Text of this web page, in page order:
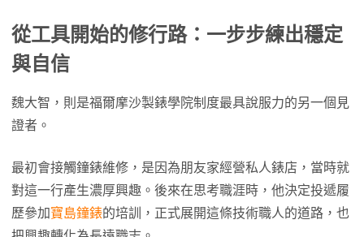
從工具開始的修行路：一步步練出穩定
與自信
魏大智，則是福爾摩沙製錶學院制度最具說服力的另一個見
證者。
最初會接觸鐘錶維修，是因為朋友家經營私人錶店，當時就
對這一行產生濃厚興趣。後來在思考職涯時，他決定投遞履
歷參加寶島鐘錶的培訓，正式展開這條技術職人的道路，也